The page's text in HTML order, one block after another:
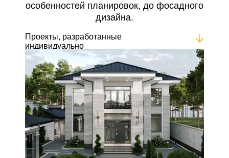
особенностей планировок, до фосадного
дизайна.
Проекты, разработанные
индивидуально